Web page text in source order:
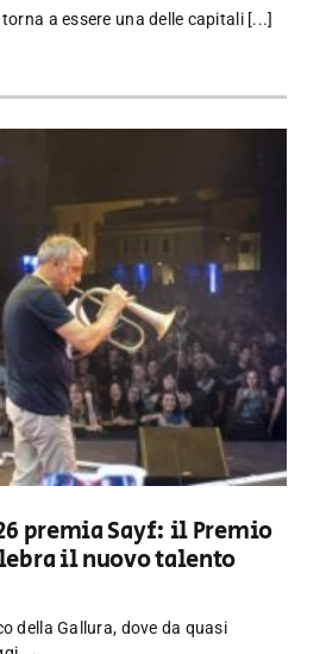
a essere una delle capitali [...]
premia Sayf: il Premio
il nuovo talento
della Gallura, dove da quasi